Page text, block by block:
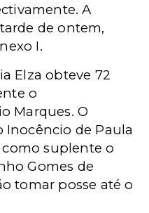
A
de ontem,
I.
Elza obteve 72
o
Marques. O
de Paula
como suplente o
Gomes de
tomar posse até o